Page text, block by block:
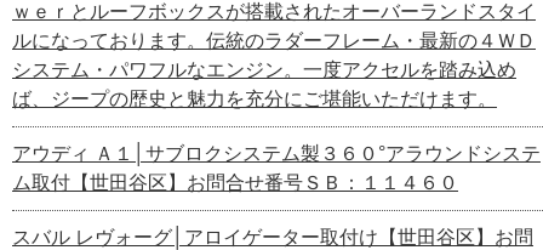
ｗｅｒとルーフボックスが搭載されたオーバーランドスタイ
ルになっております。伝統のラダーフレーム・最新の４ＷＤ
システム・パワフルなエンジン。一度アクセルを踏み込め
ば、ジープの歴史と魅力を充分にご堪能いただけます。
アウディ Ａ１│サブロクシステム製３６０°アラウンドシステ
ム取付【世田谷区】お問合せ番号ＳＢ：１１４６０
スバル レヴォーグ│アロイゲーター取付け【世田谷区】お問